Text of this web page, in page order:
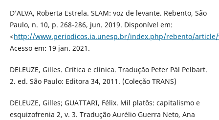
D’ALVA, Roberta Estrela. SLAM: voz de levante. Rebento, São
Paulo, n. 10, p. 268-286, jun. 2019. Disponível em:
<http://www.periodicos.ia.unesp.br/index.php/rebento/
Acesso em: 19 jan. 2021.
DELEUZE, Gilles. Crítica e clínica. Tradução Peter Pál Pelbart.
2. ed. São Paulo: Editora 34, 2011. (Coleção TRANS)
DELEUZE, Gilles; GUATTARI, Félix. Mil platôs: capitalismo e
esquizofrenia 2, v. 3. Tradução Aurélio Guerra Neto, Ana